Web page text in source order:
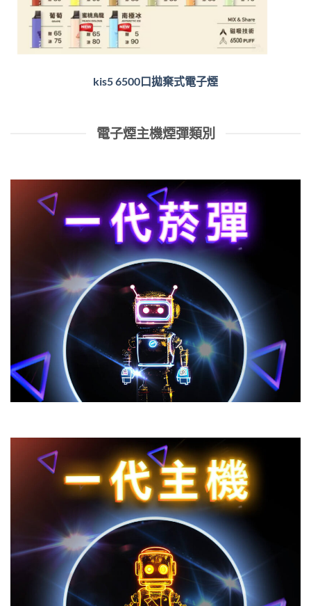
kis5 6500口拋棄式電子煙
電子煙主機煙彈類別